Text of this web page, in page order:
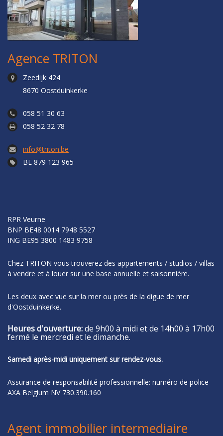
Agence TRITON
Zeedijk 424
8670 Oostduinkerke
058 51 30 63
058 52 32 78
info@triton.be
BE 879 123 965
RPR Veurne
BNP BE48 0014 7948 5527
ING BE95 3800 1483 9758
Chez TRITON vous trouverez des appartements / studios / villas
à vendre et à louer sur une base annuelle et saisonnière.
Les deux avec vue sur la mer ou près de la digue de mer
d'Oostduinkerke.
Heures d'ouverture:de 9h00 à midi et de 14h00 à 17h00
fermé le mercredi et le dimanche.
Samedi après-midi uniquement sur rendez-vous.
Assurance de responsabilité professionnelle: numéro de police
AXA Belgium NV 730.390.160
Agent immobilier intermediaire